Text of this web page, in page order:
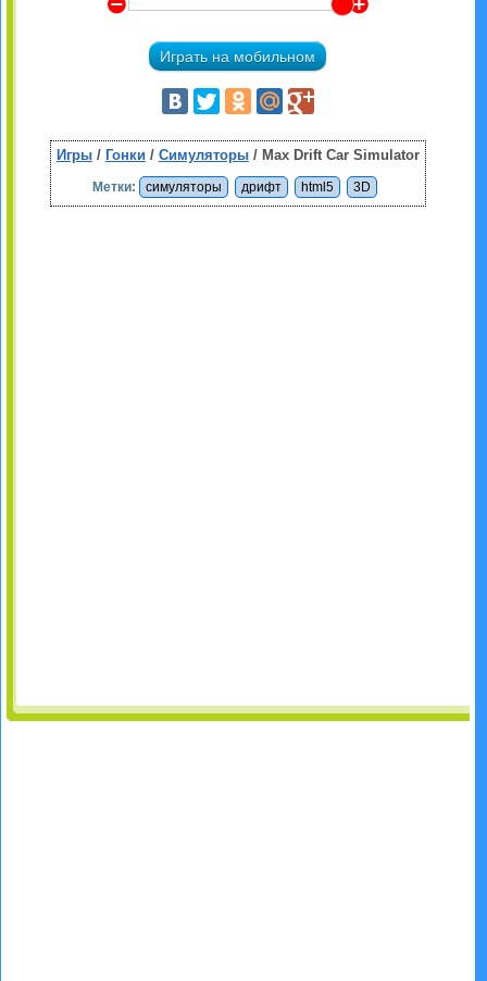
Играть на мобильном
Игры/ Гонки / Симуляторы/ Max Drift Car Simulator
Метки: симуляторы дрифт html5 3D